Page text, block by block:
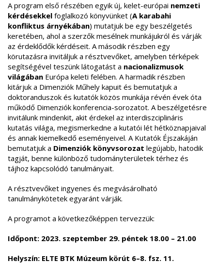
A program első részében egyik új, kelet-európai nemzeti
kérdésekkel foglalkozó könyvünket (A karabahi
konfliktus árnyékában) mutatjuk be egy beszélgetés
keretében, ahol a szerzők mesélnek munkájukról és várják
az érdeklődők kérdéseit. A második részben egy
körutazásra invitáljuk a résztvevőket, amelyben térképek
segítségével teszünk látogatást a nacionalizmusok
világában Európa keleti felében. A harmadik részben
kitárjuk a Dimenziók Műhely kapuit és bemutatjuk a
doktoranduszok és kutatók közös munkája révén évek óta
működő Dimenziók konferencia-sorozatot. A beszélgetésre
invitálunk mindenkit, akit érdekel az interdiszciplináris
kutatás világa, megismerkedne a kutatói lét hétköznapjaival
és annak kiemelkedő eseményeivel. A Kutatók Éjszakáján
bemutatjuk a Dimenziók könyvsorozat legújabb, hatodik
tagját, benne különböző tudományterületek térhez és
tájhoz kapcsolódó tanulmányait.
A résztvevőket ingyenes és megvásárolható
tanulmánykötetek egyaránt várják.
A programot a következőképpen tervezzük:
Időpont: 2023. szeptember 29. péntek 18.00 – 21.00
Helyszín: ELTE BTK Múzeum körút 6–8. fsz. 11.